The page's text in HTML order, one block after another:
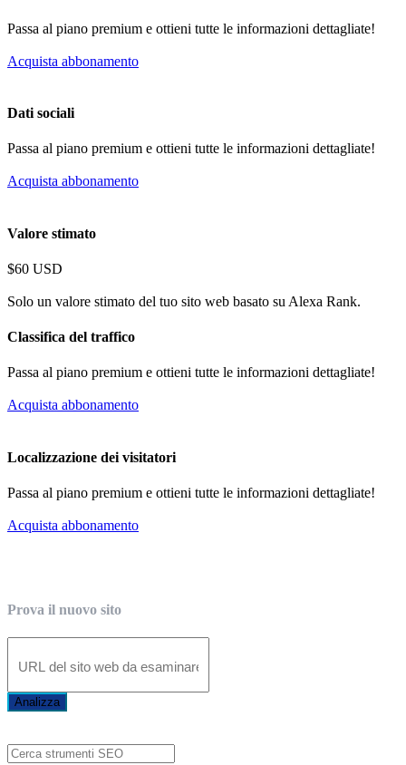
Passa al piano premium e ottieni tutte le informazioni dettagliate!
Acquista abbonamento
Dati sociali
Passa al piano premium e ottieni tutte le informazioni dettagliate!
Acquista abbonamento
Valore stimato
$60 USD
Solo un valore stimato del tuo sito web basato su Alexa Rank.
Classifica del traffico
Passa al piano premium e ottieni tutte le informazioni dettagliate!
Acquista abbonamento
Localizzazione dei visitatori
Passa al piano premium e ottieni tutte le informazioni dettagliate!
Acquista abbonamento
Prova il nuovo sito
Analizza